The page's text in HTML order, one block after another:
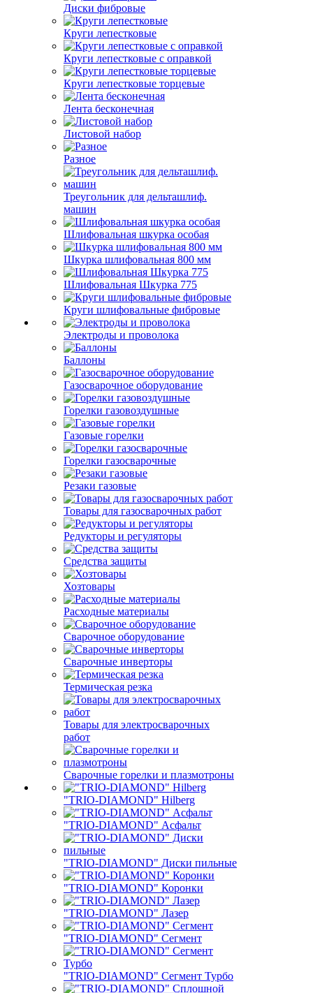
Диски фибровые
Круги лепестковые
Круги лепестковые с оправкой
Круги лепестковые торцевые
Лента бесконечная
Листовой набор
Разное
Треугольник для дельташлиф.
машин
Шлифовальная шкурка особая
Шкурка шлифовальная 800 мм
Шлифовальная Шкурка 775
Круги шлифовальные фибровые
Электроды и проволока
Баллоны
Газосварочное оборудование
Горелки газовоздушные
Газовые горелки
Горелки газосварочные
Резаки газовые
Товары для газосварочных работ
Редукторы и регуляторы
Средства защиты
Хозтовары
Расходные материалы
Сварочное оборудование
Сварочные инверторы
Термическая резка
Товары для электросварочных
работ
Сварочные горелки и плазмотроны
"TRIO-DIAMOND" Hilberg
"TRIO-DIAMOND" Асфальт
"TRIO-DIAMOND" Диски пильные
"TRIO-DIAMOND" Коронки
"TRIO-DIAMOND" Лазер
"TRIO-DIAMOND" Сегмент
"TRIO-DIAMOND" Сегмент Турбо